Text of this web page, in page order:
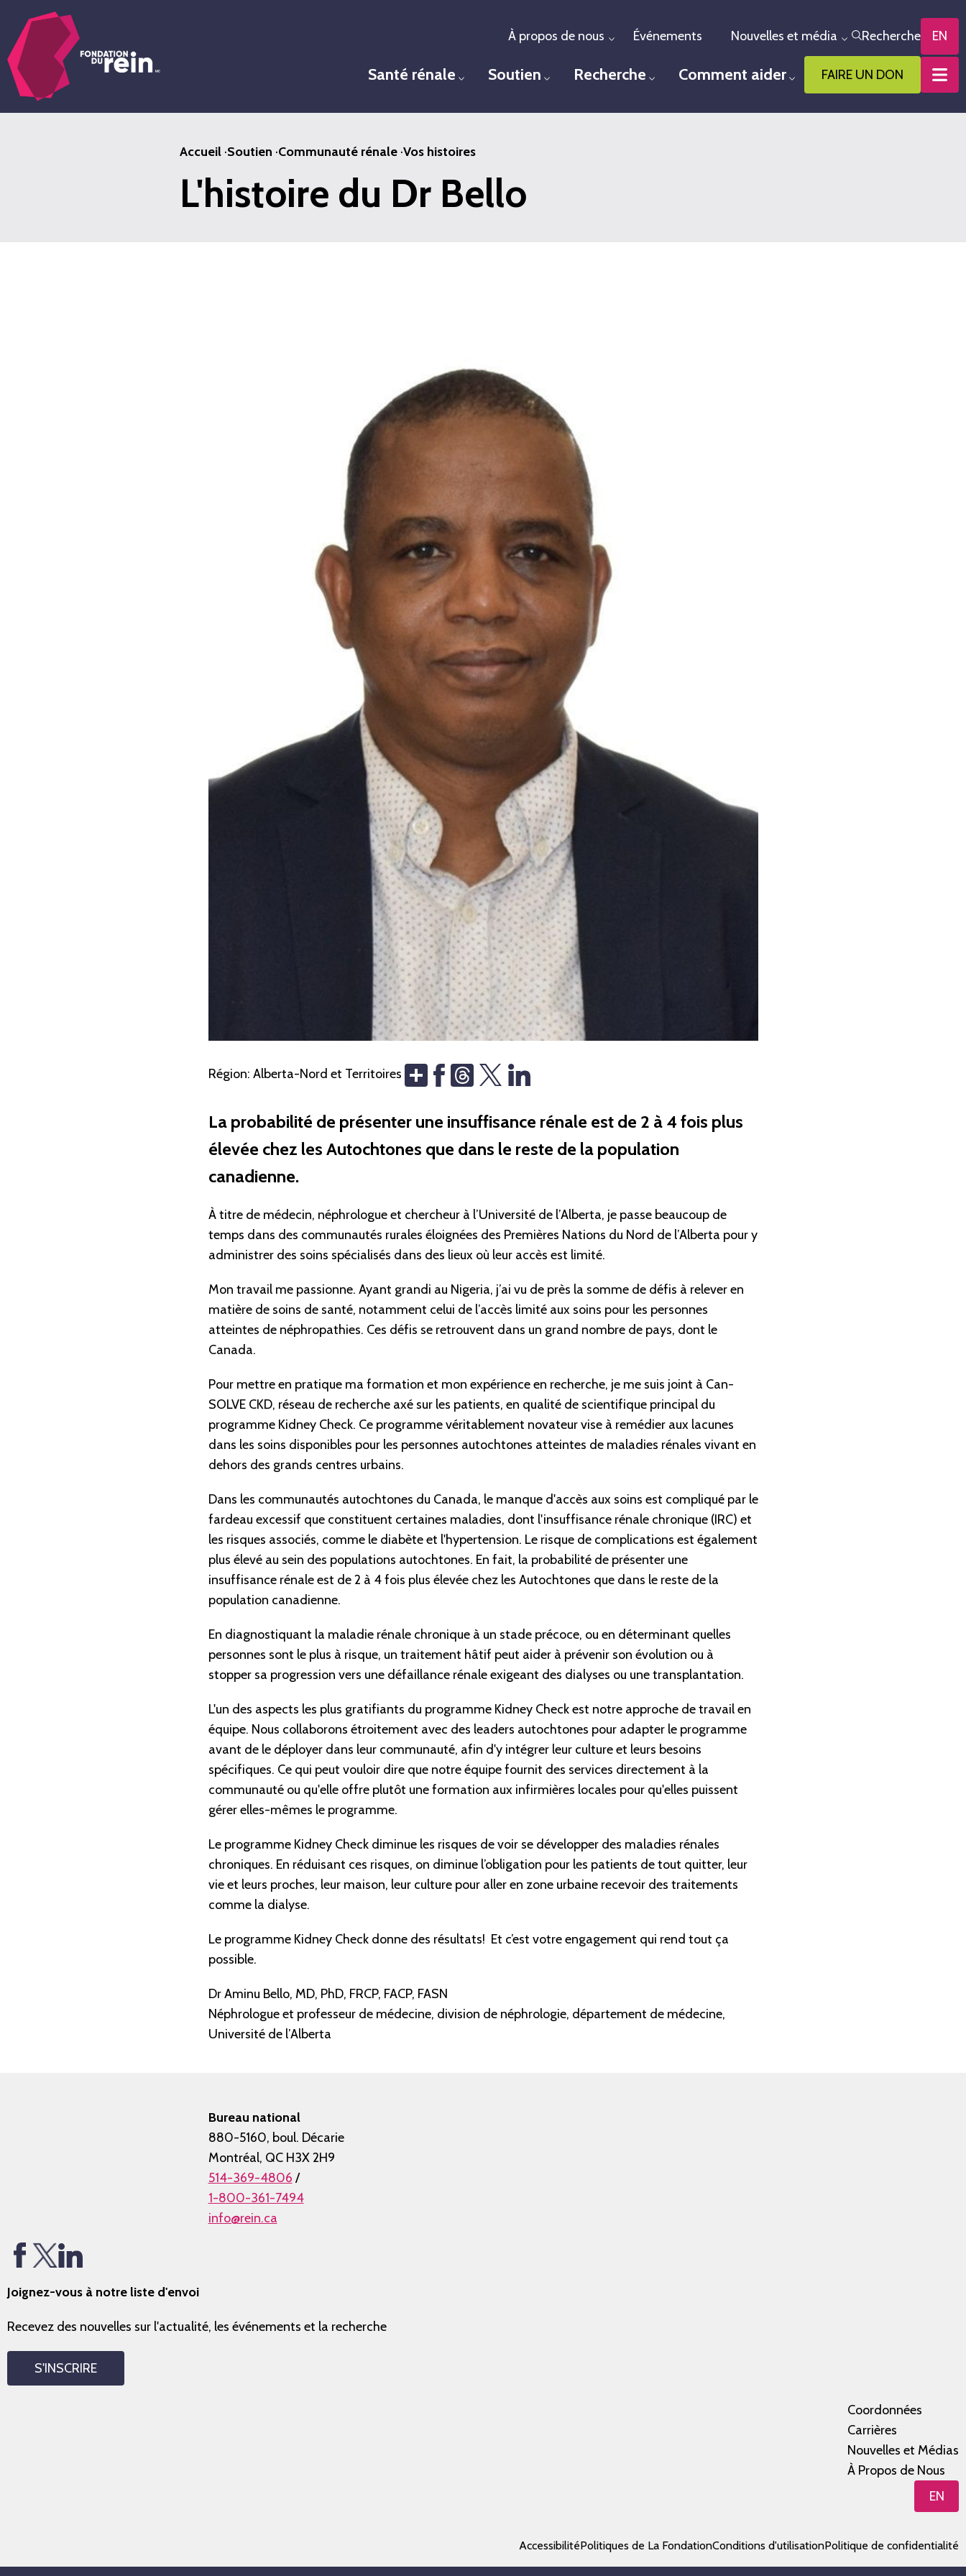
Passer
au
contenu
principal
À propos de nous Toggle menu
Événements Nouvelles et média Toggle menu
Recherche EN
Santé rénale Toggle menu
Soutien Toggle menu
Recherche Toggle menu
Comment aider Toggle menu
FAIRE UN DON
Accueil·Soutien ·Communauté rénale·Vos histoires
L'histoire du Dr Bello
Région: Alberta-Nord et Territoires Share Threads
La probabilité de présenter une insuffisance rénale est de 2 à 4 fois plus
élevée chez les Autochtones que dans le reste de la population
canadienne.
À titre de médecin, néphrologue et chercheur à l’Université de l’Alberta, je passe beaucoup de
temps dans des communautés rurales éloignées des Premières Nations du Nord de l’Alberta pour y
administrer des soins spécialisés dans des lieux où leur accès est limité.
Mon travail me passionne. Ayant grandi au Nigeria, j’ai vu de près la somme de défis à relever en
matière de soins de santé, notamment celui de l’accès limité aux soins pour les personnes
atteintes de néphropathies. Ces défis se retrouvent dans un grand nombre de pays, dont le
Canada.
Pour mettre en pratique ma formation et mon expérience en recherche, je me suis joint à Can-
SOLVE CKD, réseau de recherche axé sur les patients, en qualité de scientifique principal du
programme Kidney Check. Ce programme véritablement novateur vise à remédier aux lacunes
dans les soins disponibles pour les personnes autochtones atteintes de maladies rénales vivant en
dehors des grands centres urbains.
Dans les communautés autochtones du Canada, le manque d'accès aux soins est compliqué par le
fardeau excessif que constituent certaines maladies, dont l'insuffisance rénale chronique (IRC) et
les risques associés, comme le diabète et l'hypertension. Le risque de complications est également
plus élevé au sein des populations autochtones. En fait, la probabilité de présenter une
insuffisance rénale est de 2 à 4 fois plus élevée chez les Autochtones que dans le reste de la
population canadienne.
En diagnostiquant la maladie rénale chronique à un stade précoce, ou en déterminant quelles
personnes sont le plus à risque, un traitement hâtif peut aider à prévenir son évolution ou à
stopper sa progression vers une défaillance rénale exigeant des dialyses ou une transplantation.
L'un des aspects les plus gratifiants du programme Kidney Check est notre approche de travail en
équipe. Nous collaborons étroitement avec des leaders autochtones pour adapter le programme
avant de le déployer dans leur communauté, afin d'y intégrer leur culture et leurs besoins
spécifiques. Ce qui peut vouloir dire que notre équipe fournit des services directement à la
communauté ou qu'elle offre plutôt une formation aux infirmières locales pour qu'elles puissent
gérer elles-mêmes le programme.
Le programme Kidney Check diminue les risques de voir se développer des maladies rénales
chroniques. En réduisant ces risques, on diminue l’obligation pour les patients de tout quitter, leur
vie et leurs proches, leur maison, leur culture pour aller en zone urbaine recevoir des traitements
comme la dialyse.
Le programme Kidney Check donne des résultats! Et c’est votre engagement qui rend tout ça
possible.
Dr Aminu Bello, MD, PhD, FRCP, FACP, FASN
Néphrologue et professeur de médecine, division de néphrologie, département de médecine,
Université de l’Alberta
Bureau national
880-5160, boul. Décarie
Montréal, QC H3X 2H9
514-369-4806 /
1-800-361-7494
info@rein.ca
Joignez-vous à notre liste d'envoi
Recevez des nouvelles sur l'actualité, les événements et la recherche
S'INSCRIRE
Coordonnées
Carrières
Nouvelles et Médias
À Propos de Nous
EN
AccessibilitéPolitiques de La FondationConditions d'utilisationPolitique de confidentialité